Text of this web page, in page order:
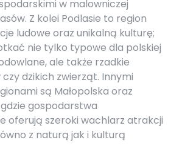
w malowniczej
Z kolei Podlasie to region
ludowe oraz unikalną kulturę;
nie tylko typowe dla polskiej
ale także rzadkie
dzikich zwierząt. Innymi
są Małopolska oraz
gospodarstwa
oferują szeroki wachlarz atrakcji
z naturą jak i kulturą